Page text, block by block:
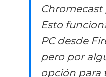
Chromecast
Esto
PC desde
pero por
opción para